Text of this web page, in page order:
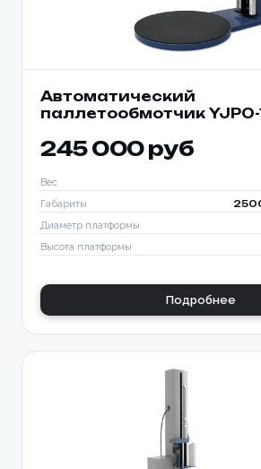
Автоматический
паллетообмотчик
245 000 руб
Вес
Габариты
Диаметр платформы
Высота платформы
Подробнее